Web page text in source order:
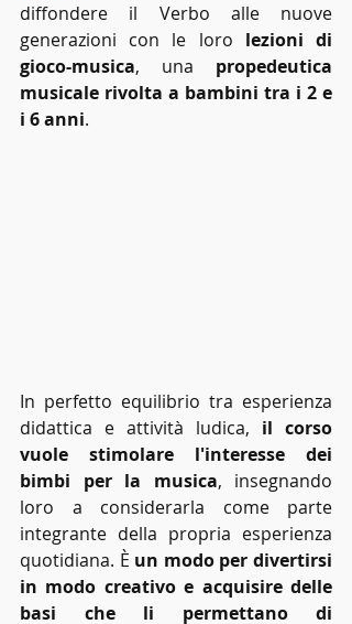
diffondere il Verbo alle nuove
generazioni con le loro lezioni di
gioco-musica, una propedeutica
musicale rivolta a bambini tra i 2 e
i 6 anni.
In perfetto equilibrio tra esperienza
didattica e attività ludica, il corso
vuole stimolare l'interesse dei
bimbi per la musica, insegnando
loro a considerarla come parte
integrante della propria esperienza
quotidiana. È un modo per divertirsi
in modo creativo e acquisire delle
basi che li permettano di